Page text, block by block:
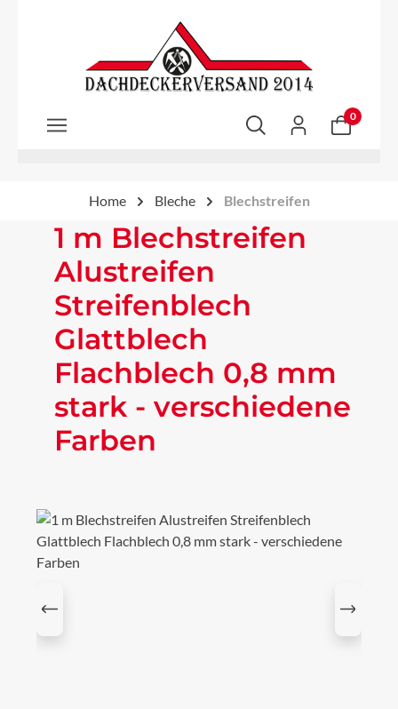
Zum Hauptinhalt springen
0
Home Bleche Blechstreifen
1 m Blechstreifen
Alustreifen
Streifenblech
Glattblech
Flachblech 0,8 mm
stark - verschiedene
Farben
Bildergalerie überspringen